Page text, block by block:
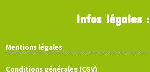
Infos légales :
Mentions légales
Conditions générales (CGV)